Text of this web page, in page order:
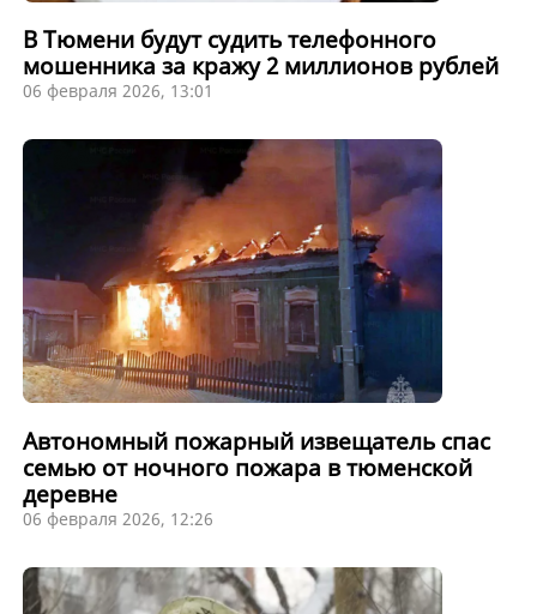
В Тюмени будут судить телефонного
мошенника за кражу 2 миллионов рублей
06 февраля 2026, 13:01
Автономный пожарный извещатель спас
семью от ночного пожара в тюменской
деревне
06 февраля 2026, 12:26